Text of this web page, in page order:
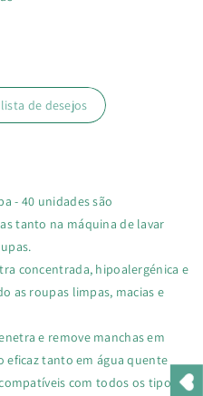
de desejos
- 40 unidades são
tanto na máquina de lavar
concentrada, hipoalergénica e
as roupas limpas, macias e
e remove manchas em
eficaz tanto em água quente
com todos os tipos